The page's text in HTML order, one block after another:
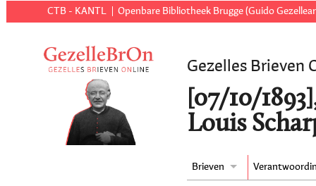
CTB - KANTL Openbare Bibliotheek Brugge (Guido
Gezelles Brieven
[07/10/
Louis
Brieven